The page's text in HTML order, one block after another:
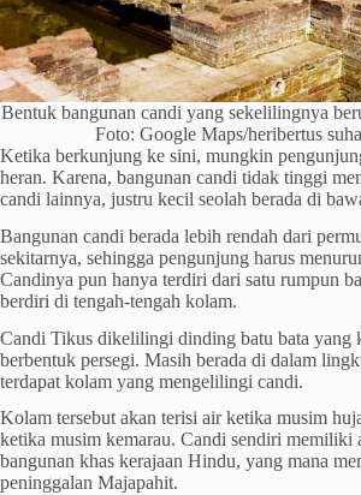
Bentuk bangunan candi yang sekelilingnya
Foto: Google Maps/heribertus
Ketika berkunjung ke sini, mungkin
heran. Karena, bangunan candi tidak tinggi
candi lainnya, justru kecil seolah berada di
Bangunan candi berada lebih rendah dari
sekitarnya, sehingga pengunjung harus
Candinya pun hanya terdiri dari satu rumpun
berdiri di tengah-tengah kolam.
Candi Tikus dikelilingi dinding batu bata yang
berbentuk persegi. Masih berada di dalam
terdapat kolam yang mengelilingi candi.
Kolam tersebut akan terisi air ketika musim
ketika musim kemarau. Candi sendiri memiliki
bangunan khas kerajaan Hindu, yang mana
peninggalan Majapahit.